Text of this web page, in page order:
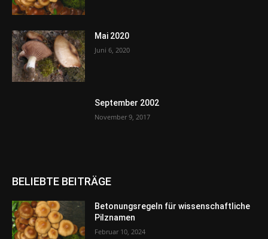
Mai 2020
Juni 6, 2020
September 2002
November 9, 2017
BELIEBTE BEITRÄGE
Betonungsregeln für wissenschaftliche
Pilznamen
Februar 10, 2024